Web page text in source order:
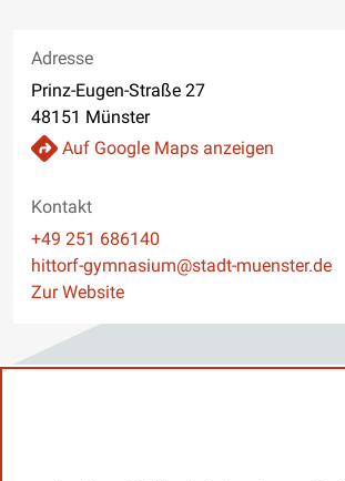
Adresse
Prinz-Eugen-Straße 27
48151 Münster
Auf Google Maps anzeigen
Kontakt
Telefon
+49 251 686140
E-Mail
hittorf-gymnasium@stadt-muenster.de
Website
Zur Website